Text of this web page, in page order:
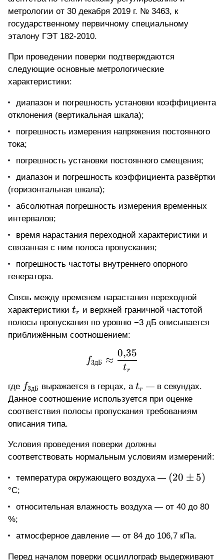
метрологии от 30 декабря 2019 г. № 3463, к
государственному первичному специальному
эталону ГЭТ 182-2010.
При проведении поверки подтверждаются
следующие основные метрологические
характеристики:
диапазон и погрешность установки коэффициента
отклонения (вертикальная шкала);
погрешность измерения напряжения постоянного
тока;
погрешность установки постоянного смещения;
диапазон и погрешность коэффициента развёртки
(горизонтальная шкала);
абсолютная погрешность измерения временных
интервалов;
время нарастания переходной характеристики и
связанная с ним полоса пропускания;
погрешность частоты внутреннего опорного
генератора.
Связь между временем нарастания переходной
характеристики t_r
tr
и верхней граничной частотой
полосы пропускания по уровню −3 дБ описывается
приближённым соотношением:
f_{3дБ} \approx
f3дБ ≈
tr
0,35
где f_{3дБ}
f3дБ выражается в герцах, аt_r
tr — в секундах.
Данное соотношение используется при оценке
соответствия полосы пропускания требованиям
описания типа.
Условия проведения поверки должны
соответствовать нормальным условиям измерений:
температура окружающего воздуха — (20
(20 ± 5)
°С;
относительная влажность воздуха — от 40 до 80
%;
атмосферное давление — от 84 до 106,7 кПа.
Перед началом поверки осциллограф выдерживают